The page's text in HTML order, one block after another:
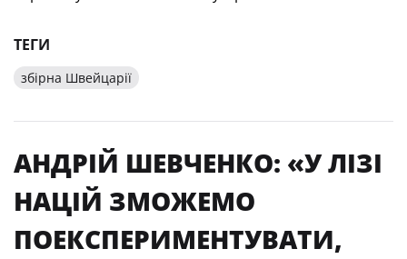
ТЕГИ
збірна Швейцарії
АНДРІЙ ШЕВЧЕНКО: «У ЛІЗІ
НАЦІЙ ЗМОЖЕМО
ПОЕКСПЕРИМЕНТУВАТИ,